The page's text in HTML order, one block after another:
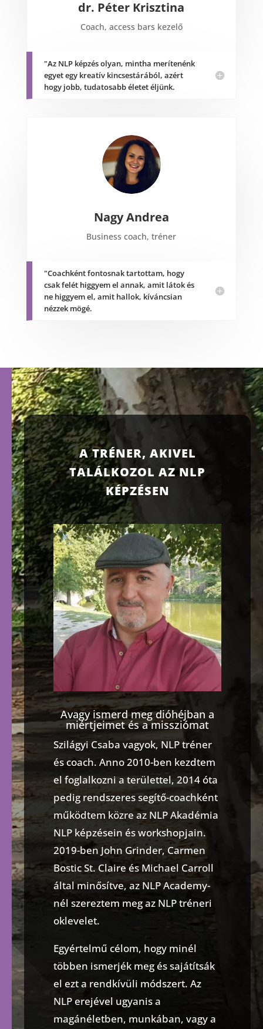
dr. Péter Krisztina
Coach, access bars kezelő
"Az NLP képzés olyan, mintha merítenénk
egyet egy kreatív kincsestárából, azért
hogy jobb, tudatosabb életet éljünk.
Nagy Andrea
Business coach, tréner
"Coachként fontosnak tartottam, hogy
csak felét higgyem el annak, amit látok és
ne higgyem el, amit hallok, kíváncsian
nézzek mögé.
A TRÉNER, AKIVEL
TALÁLKOZOL AZ NLP
KÉPZÉSEN
Avagy ismerd meg dióhéjban a
miértjeimet és a missziómat
Szilágyi Csaba vagyok, NLP tréner
és coach. Anno 2010-ben kezdtem
el foglalkozni a területtel, 2014 óta
pedig rendszeres segítő-coachként
működtem közre az NLP Akadémia
NLP képzésein és workshopjain.
2019-ben John Grinder, Carmen
Bostic St. Claire és Michael Carroll
által minősítve, az NLP Academy-
nél szereztem meg az NLP tréneri
oklevelet.
Egyértelmű célom, hogy minél
többen ismerjék meg és sajátítsák
el ezt a rendkívüli módszert. Az
NLP erejével ugyanis a
magánéletben, munkában, vagy a